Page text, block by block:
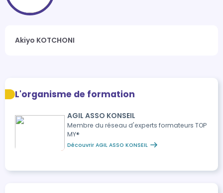
Akiyo KOTCHONI
L'organisme de formation
AGIL ASSO KONSEIL
Membre du réseau d'experts formateurs TOP
MY®️
Découvrir AGIL ASSO KONSEIL